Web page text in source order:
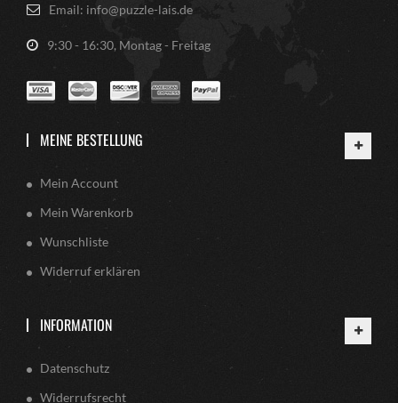
Email: info@puzzle-lais.de
9:30 - 16:30, Montag - Freitag
MEINE BESTELLUNG
Mein Account
Mein Warenkorb
Wunschliste
Widerruf erklären
INFORMATION
Datenschutz
Widerrufsrecht